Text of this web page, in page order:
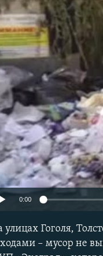
0:00
улицах Гоголя,
– мусор не